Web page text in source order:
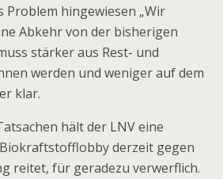
Problem hingewiesen „Wir
Abkehr von der bisherigen
stärker aus Rest- und
werden und weniger auf dem
klar.
hält der LNV eine
derzeit gegen
reitet, für geradezu verwerflich.